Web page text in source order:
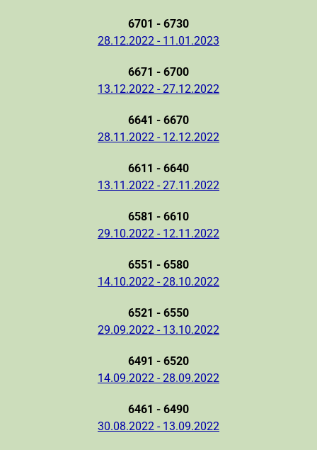
6701 - 6730
28.12.2022 - 11.01.2023
6671 - 6700
13.12.2022 - 27.12.2022
6641 - 6670
28.11.2022 - 12.12.2022
6611 - 6640
13.11.2022 - 27.11.2022
6581 - 6610
29.10.2022 - 12.11.2022
6551 - 6580
14.10.2022 - 28.10.2022
6521 - 6550
29.09.2022 - 13.10.2022
6491 - 6520
14.09.2022 - 28.09.2022
6461 - 6490
30.08.2022 - 13.09.2022